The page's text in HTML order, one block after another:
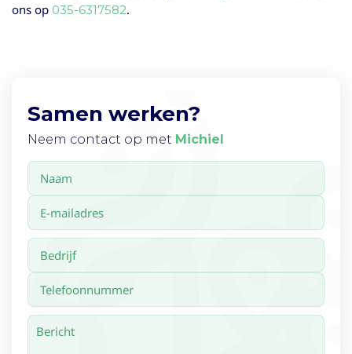
ons op 035-6317582.
Samen werken?
Neem contact op met Michiel